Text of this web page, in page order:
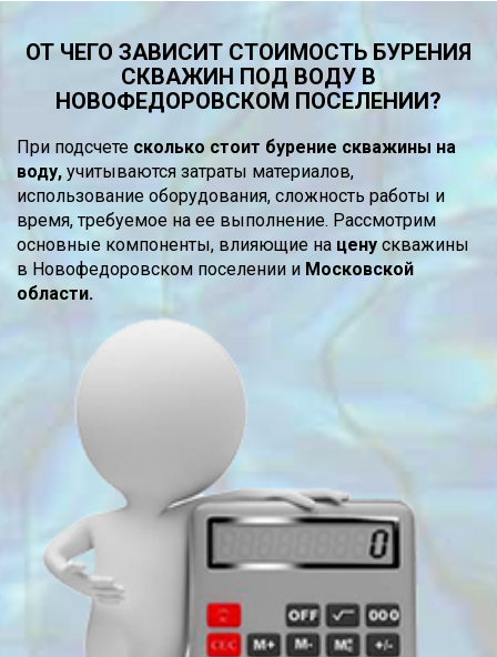
ОТ ЧЕГО ЗАВИСИТ СТОИМОСТЬ БУРЕНИЯ
СКВАЖИН ПОД ВОДУ В
НОВОФЕДОРОВСКОМ ПОСЕЛЕНИИ?
При подсчете сколько стоит бурение скважины на
воду, учитываются затраты материалов,
использование оборудования, сложность работы и
время, требуемое на ее выполнение. Рассмотрим
основные компоненты, влияющие на цену скважины
в Новофедоровском поселении и Московской
области.